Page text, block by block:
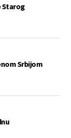
Starog
Srbijom